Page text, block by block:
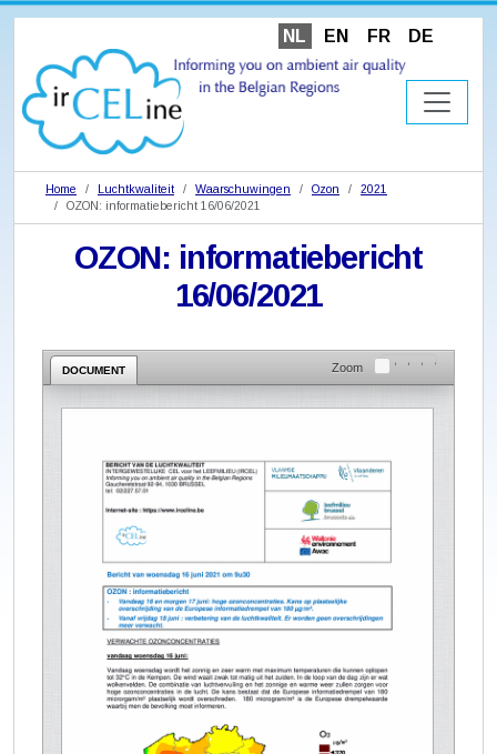
NL EN FR DE
Home Luchtkwaliteit Waarschuwingen Ozon
2021
OZON: informatiebericht 16/06/2021
OZON: informatiebericht
16/06/2021
DOCUMENT Zoom